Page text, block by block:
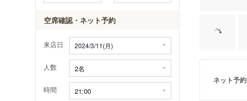
空席確認・ネット予約
来店日
人数
時間
ネット予約